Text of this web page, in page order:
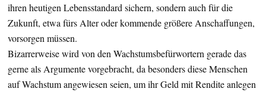
ihren heutigen Lebensstandard sichern, sondern auch für die
Zukunft, etwa fürs Alter oder kommende größere Anschaffungen,
vorsorgen müssen.
Bizarrerweise wird von den Wachstumsbefürwortern gerade das
gerne als Argumente vorgebracht, da besonders diese Menschen
auf Wachstum angewiesen seien, um ihr Geld mit Rendite anlegen